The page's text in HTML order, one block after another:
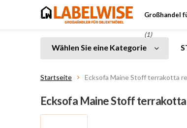
Großhandel
(1)
Wählen Sie eine Kategorie
Startseite Ecksofa Maine Stoff terrakotta
Ecksofa Maine Stoff